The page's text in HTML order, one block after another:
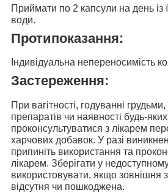
Приймати по 2 капсули на день
води.
Протипоказання:
Індивідуальна непереносимість
Застереження:
При вагітності, годуванні
препаратів чи наявності будь-
проконсультуватися з лікарем
харчових добавок. У разі
припиніть використання та
лікарем. Зберігати у
використовувати, якщо зовнішня
відсутня чи пошкоджена.